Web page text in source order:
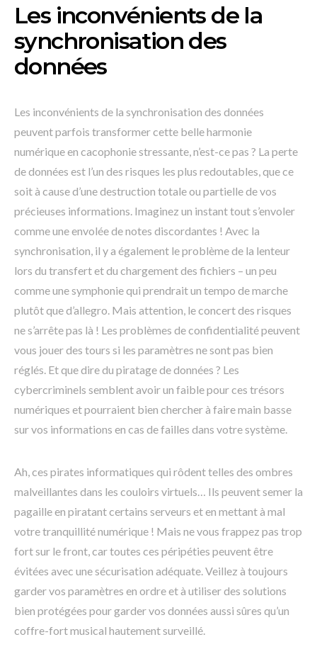
Les inconvénients de la
synchronisation des
données
Les inconvénients de la synchronisation des données
peuvent parfois transformer cette belle harmonie
numérique en cacophonie stressante, n’est-ce pas ? La perte
de données est l’un des risques les plus redoutables, que ce
soit à cause d’une destruction totale ou partielle de vos
précieuses informations. Imaginez un instant tout s’envoler
comme une envolée de notes discordantes ! Avec la
synchronisation, il y a également le problème de la lenteur
lors du transfert et du chargement des fichiers – un peu
comme une symphonie qui prendrait un tempo de marche
plutôt que d’allegro. Mais attention, le concert des risques
ne s’arrête pas là ! Les problèmes de confidentialité peuvent
vous jouer des tours si les paramètres ne sont pas bien
réglés. Et que dire du piratage de données ? Les
cybercriminels semblent avoir un faible pour ces trésors
numériques et pourraient bien chercher à faire main basse
sur vos informations en cas de failles dans votre système.
Ah, ces pirates informatiques qui rôdent telles des ombres
malveillantes dans les couloirs virtuels… Ils peuvent semer la
pagaille en piratant certains serveurs et en mettant à mal
votre tranquillité numérique ! Mais ne vous frappez pas trop
fort sur le front, car toutes ces péripéties peuvent être
évitées avec une sécurisation adéquate. Veillez à toujours
garder vos paramètres en ordre et à utiliser des solutions
bien protégées pour garder vos données aussi sûres qu’un
coffre-fort musical hautement surveillé.